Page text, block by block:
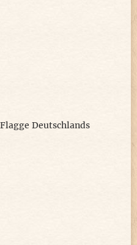
Deutschlands